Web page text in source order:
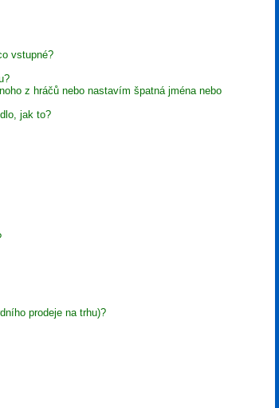
vstupné?
z hráčů nebo nastavím špatná jména nebo
jak to?
prodeje na trhu)?